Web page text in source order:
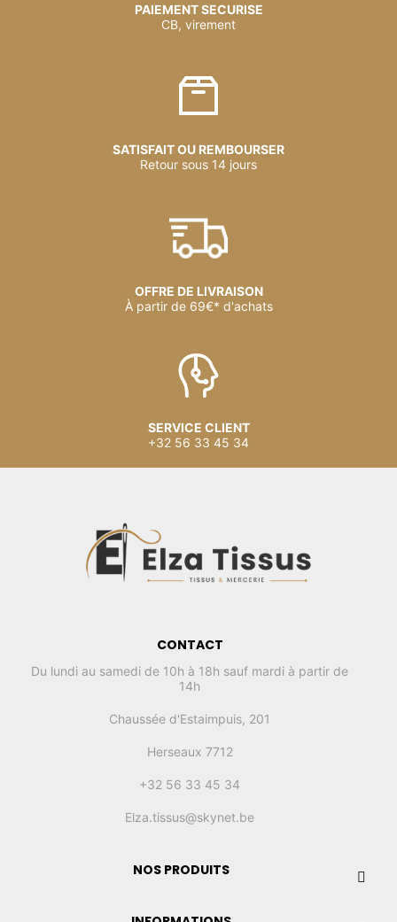
PAIEMENT SECURISE
CB, virement
SATISFAIT OU REMBOURSER
Retour sous 14 jours
OFFRE DE LIVRAISON
À partir de 69€* d'achats
SERVICE CLIENT
+32 56 33 45 34
CONTACT
Du lundi au samedi de 10h à 18h sauf mardi à partir de
14h
Chaussée d'Estaimpuis, 201
Herseaux 7712
+32 56 33 45 34
Elza.tissus@skynet.be
NOS PRODUITS